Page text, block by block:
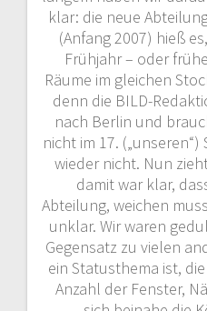
klar: die neue
(Anfang 2007) hieß
Frühjahr – oder
Räume im gleichen
denn die BILD-
nach Berlin und
nicht im 17.
wieder nicht. Nun
damit war klar,
Abteilung, weichen
unklar. Wir waren
Gegensatz zu vielen
ein Statusthema ist,
Anzahl der Fenster,